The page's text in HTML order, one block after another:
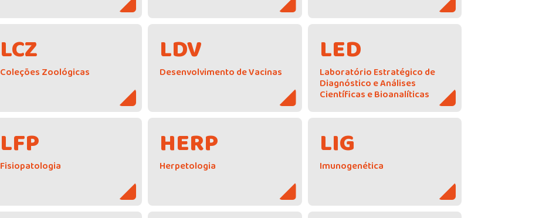
LCZ
Coleções Zoológicas
LDV
Desenvolvimento de Vacinas
LED
Laboratório Estratégico de
Diagnóstico e Análises
Científicas e Bioanalíticas
LFP
Fisiopatologia
HERP
Herpetologia
LIG
Imunogenética